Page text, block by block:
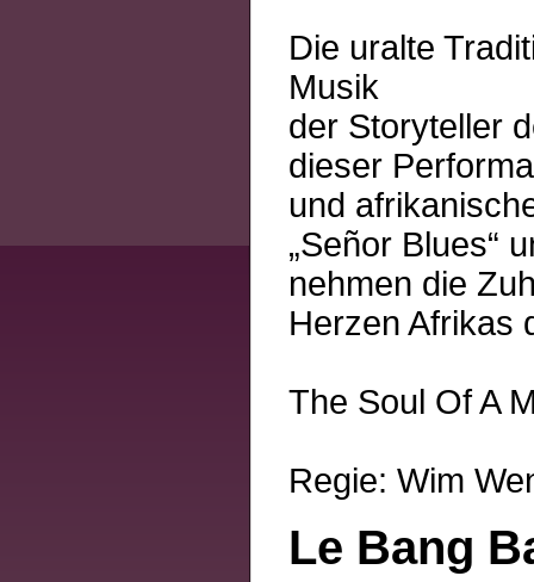
Die uralte
Musik
der Storyteller
dieser
und
„Señor Blues“
nehmen die
Herzen Afrikas
The Soul Of A
Regie: Wim
Le Bang